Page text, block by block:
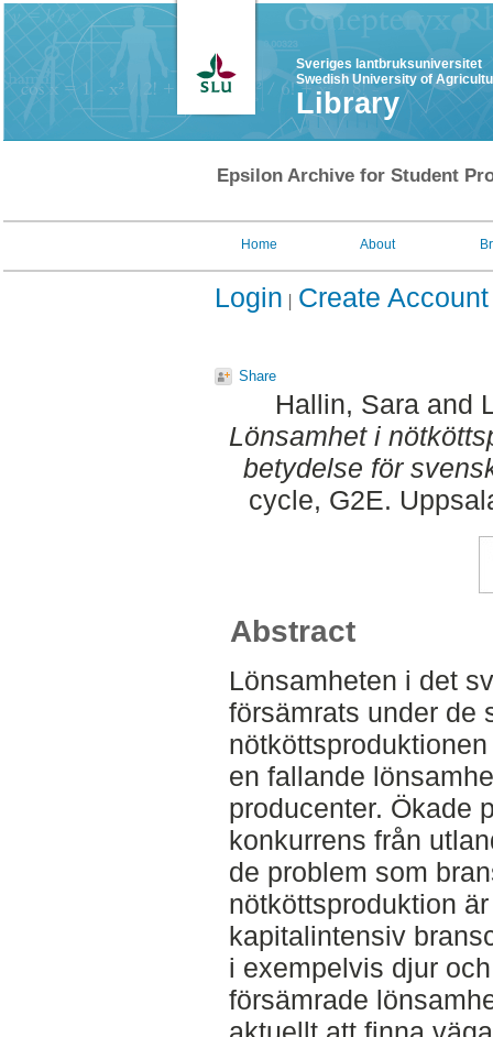
Sveriges lantbruksuniversitet
Swedish University of
Library
Epsilon Archive for Student
Home About
Login Create Account
Share
Hallin, Sara and
Lönsamhet i
betydelse för
cycle, G2E.
Abstract
Lönsamheten i det
försämrats under de
en fallande
producenter. Ökade
konkurrens från
de problem som
nötköttsproduktion
kapitalintensiv
i exempelvis djur
försämrade